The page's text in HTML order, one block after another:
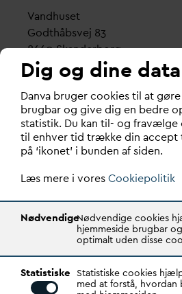
Vandhuset
Godthåbsvej 83
8660 Skanderborg
København
Vester Farimagsgade 1, 5. sal.
1606 København V
Tlf.: 70 21 00 55
CVR: 29031215
Transparency Register: REG
A er den samlende kraft i
Gennem stærke alliancer og
D ANVA
andets sag, som
Dig og dine data
Danva bruger cookies til at
brugbar og give dig en bedre
statistik. Du kan til- og fravælge
til enhver tid trække din accept
på ‘ikonet’ i bunden af siden.
Læs mere i voresCookiepolitik
NødvendigeNødvendige cookies
hjemmeside brugbar
optimalt uden disse
Statistiske Statistiske cookies
med at forstå,